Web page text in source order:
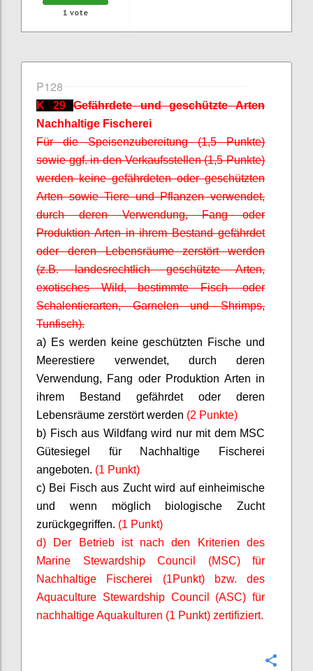
1 vote
P128
K 29Gefährdete und geschützte Arten
Nachhaltige Fischerei
Für die Speisenzubereitung (1,5 Punkte)
sowie ggf. in den Verkaufsstellen (1,5 Punkte)
werden keine gefährdeten oder geschützten
Arten sowie Tiere und Pflanzen verwendet,
durch deren Verwendung, Fang oder
Produktion Arten in ihrem Bestand gefährdet
oder deren Lebensräume zerstört werden
(z.B. landesrechtlich geschützte Arten,
exotisches Wild, bestimmte Fisch- oder
Schalentierarten, Garnelen und Shrimps,
Tunfisch).
a) Es werden keine geschützten Fische und
Meerestiere verwendet, durch deren
Verwendung, Fang oder Produktion Arten in
ihrem Bestand gefährdet oder deren
Lebensräume zerstört werden (2 Punkte)
b) Fisch aus Wildfang wird nur mit dem MSC
Gütesiegel für Nachhaltige Fischerei
angeboten. (1 Punkt)
c) Bei Fisch aus Zucht wird auf einheimische
und wenn möglich biologische Zucht
zurückgegriffen. (1 Punkt)
d) Der Betrieb ist nach den Kriterien des
Marine StewardshipCouncil (MSC) für
Nachhaltige Fischerei (1Punkt) bzw. des
Aquaculture StewardshipCouncil (ASC) für
nachhaltige Aquakulturen (1 Punkt) zertifiziert.